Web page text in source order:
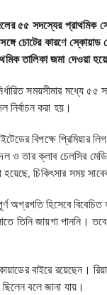
৫৫ সদস্যের
চোটের কারণে
তালিকা জমা দেওয়া
সময়সীমার মধ্যে
করা হয়।
বিপক্ষে প্রিমিয়ার
তার ক্লাব চেলসির
চিকিৎসার সময়
হিসেবে
তিনি জায়গা পাননি।
বাইরে রয়েছেন।
বলে জানা যায়।